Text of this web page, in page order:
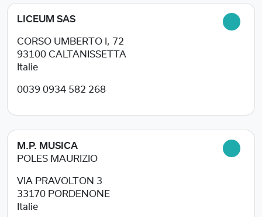
LICEUM SAS
CORSO UMBERTO I, 72
93100 CALTANISSETTA
Italie
0039 0934 582 268
M.P. MUSICA
POLES MAURIZIO
VIA PRAVOLTON 3
33170 PORDENONE
Italie